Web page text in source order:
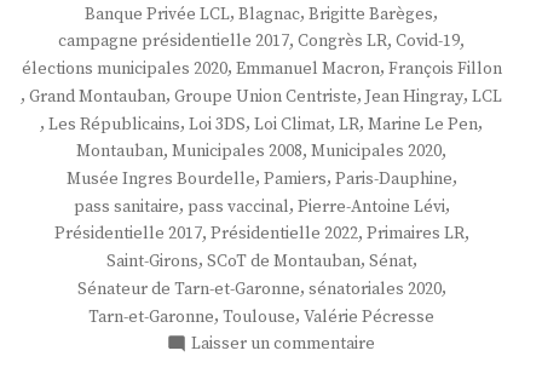
Banque Privée LCL, Blagnac, Brigitte Barèges,
campagne présidentielle 2017, Congrès LR, Covid-19,
élections municipales 2020, Emmanuel Macron, François Fillon
, Grand Montauban, Groupe Union Centriste, Jean Hingray, LCL
, Les Républicains, Loi 3DS, Loi Climat, LR, Marine Le Pen,
Montauban, Municipales 2008, Municipales 2020,
Musée Ingres Bourdelle, Pamiers, Paris-Dauphine,
pass sanitaire, pass vaccinal, Pierre-Antoine Lévi,
Présidentielle 2017, Présidentielle 2022, Primaires LR,
Saint-Girons, SCoT de Montauban, Sénat,
Sénateur de Tarn-et-Garonne, sénatoriales 2020,
Tarn-et-Garonne, Toulouse, Valérie Pécresse
Laisser un commentaire